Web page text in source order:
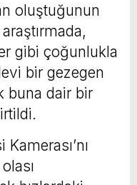
oluştuğunun
gibi çoğunlukla
bir gezegen
buna dair bir
Kamerası’nı